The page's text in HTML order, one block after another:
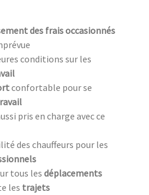
des frais occasionnés
conditions sur les
confortable pour se
pris en charge avec ce
des chauffeurs pour les
tous les déplacements
les trajets